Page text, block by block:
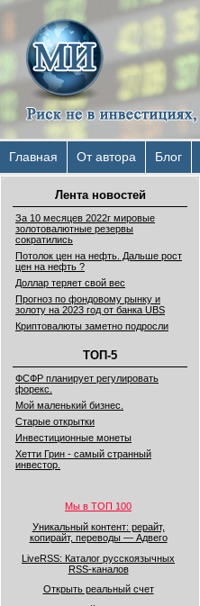
Главная От автора Блог
Лента новостей
За 10 месяцев 2022г мировые
золотовалютные резервы
сократились
Потолок цен на нефть. Дальше рост
цен на нефть ?
Доллар теряет свой вес
Прогноз по фондовому рынку и
золоту на 2023 год от банка UBS
Криптовалюты заметно подросли
ТОП-5
ФСФР планирует регулировать
форекс.
Мой маленький бизнес.
Старые открытки
Инвестиционные монеты
Хетти Грин - самый странный
инвестор.
Мы в ТОП 100
Уникальный контент: рерайт,
копирайт, переводы — Адвего
LiveRSS: Каталог русскоязычных
RSS-каналов
Открыть реальный счет